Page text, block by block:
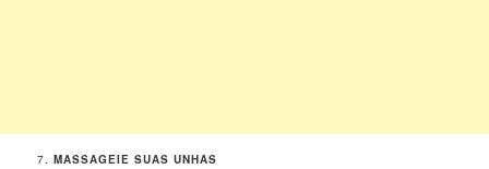
7.MASSAGEIE SUAS UNHAS